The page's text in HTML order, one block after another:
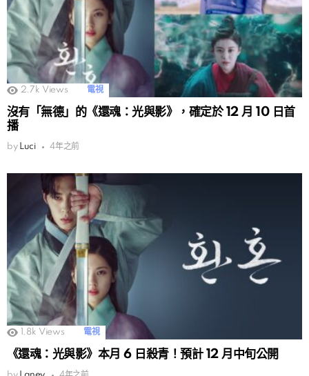
2.7k Views 電視
沒有「無德」的《還魂：光與影》，確定於 12 月 10 日首
播
by Luci 4年之前
1.8k Views 電視
《還魂：光與影》本月 6 日殺青！預計 12 月中旬公開